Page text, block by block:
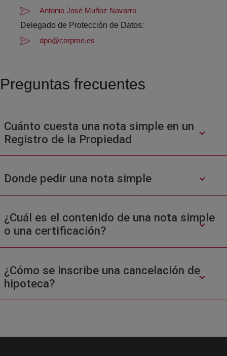
Antonio José Muñoz Navarro
Delegado de Protección de Datos:
dpo@corpme.es
Preguntas frecuentes
Cuánto cuesta una nota simple en un
Registro de la Propiedad
Donde pedir una nota simple
¿Cuál es el contenido de una nota simple
o una certificación?
¿Cómo se inscribe una cancelación de
hipoteca?